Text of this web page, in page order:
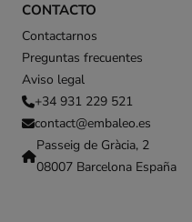
CONTACTO
Contactarnos
Preguntas frecuentes
Aviso legal
+34 931 229 521
contact@embaleo.es
Passeig de Gràcia, 2
08007 Barcelona España